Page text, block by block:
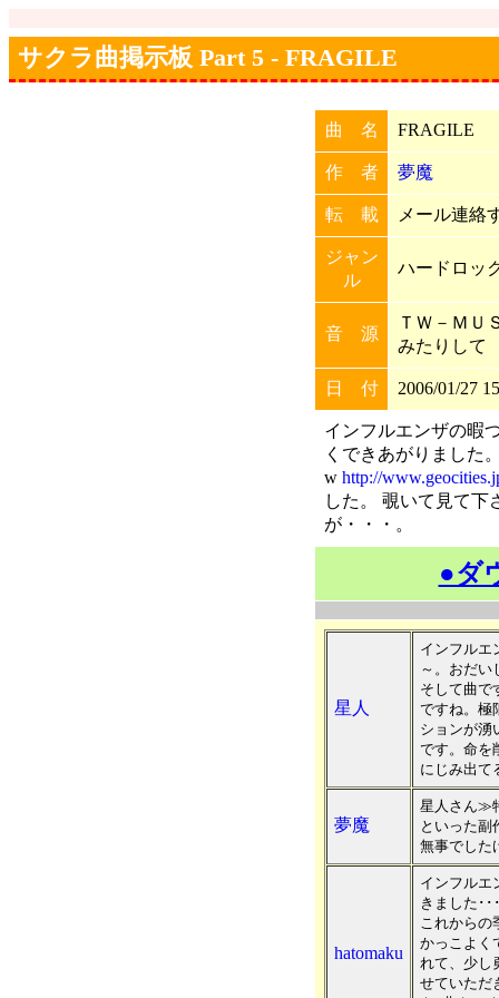
サクラ曲掲示板 Part 5 - FRAGILE
曲 名 FRAGILE
作 者 夢魔
転 載 メール連絡
ジャン
ル
ハードロッ
音 源
ＴＷ－Ｍ
みたりして
日 付 2006/01/27
インフルエンザの暇
くできあがりました
w http://
した。 覗いて見て下
が・・・。
●ダ
星人
インフルエ
～。おだい
そして曲で
ですね。極
ションが湧
です。命を
にじみ出て
夢魔
星人さん≫
といった副
無事でした
hatomaku
インフルエ
きました･･
これからの
かっこよく
れて、少し
せていただ